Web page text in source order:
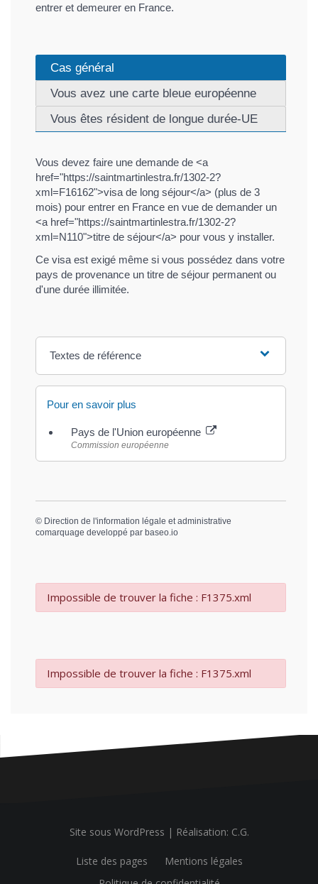
entrer et demeurer en France.
Cas général
Vous avez une carte bleue européenne
Vous êtes résident de longue durée-UE
Vous devez faire une demande de <a
href="https://saintmartinlestra.fr/1302-2?
xml=F16162">visa de long séjour</a> (plus de 3
mois) pour entrer en France en vue de demander un
<a href="https://saintmartinlestra.fr/1302-2?
xml=N110">titre de séjour</a> pour vous y installer.
Ce visa est exigé même si vous possédez dans votre
pays de provenance un titre de séjour permanent ou
d'une durée illimitée.
Textes de référence
Pour en savoir plus
Pays de l'Union européenne
Commission européenne
© Direction de l'information légale et administrative
comarquage developpé par baseo.io
Impossible de trouver la fiche : F1375.xml
Impossible de trouver la fiche : F1375.xml
Site sous WordPress | Réalisation: C.G.
Liste des pages
Mentions légales